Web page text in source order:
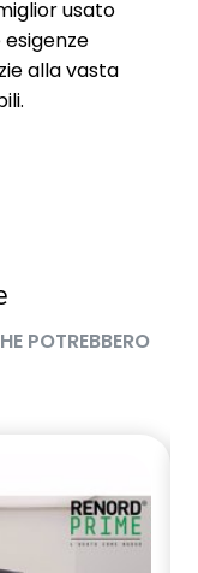
(wireless)
segnali stradali)
usato
alla vasta
POTREBBERO